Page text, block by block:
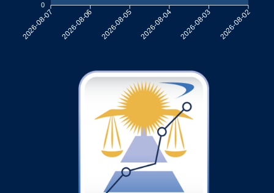
0
2026-08-07 2026-08-06 2026-08-05 2026-08-04 2026-08-03 2026-08-02